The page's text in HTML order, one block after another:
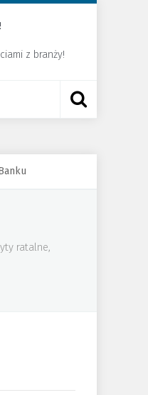
z branży!
ratalne,